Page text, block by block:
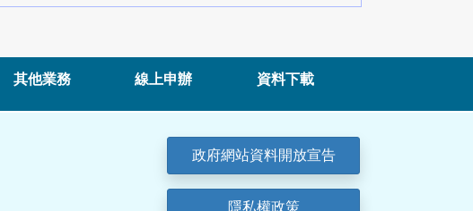
其他業務 線上申辦 資料下載
政府網站資料開放宣告
隱私權政策